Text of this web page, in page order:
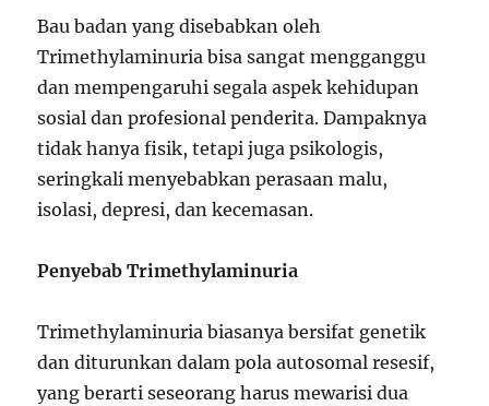
Bau badan yang disebabkan oleh
Trimethylaminuria bisa sangat mengganggu
dan mempengaruhi segala aspek kehidupan
sosial dan profesional penderita. Dampaknya
tidak hanya fisik, tetapi juga psikologis,
seringkali menyebabkan perasaan malu,
isolasi, depresi, dan kecemasan.
Penyebab Trimethylaminuria
Trimethylaminuria biasanya bersifat genetik
dan diturunkan dalam pola autosomal resesif,
yang berarti seseorang harus mewarisi dua